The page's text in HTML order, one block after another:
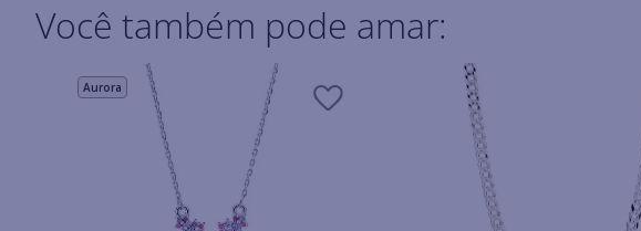
Você também pode amar:
Aurora